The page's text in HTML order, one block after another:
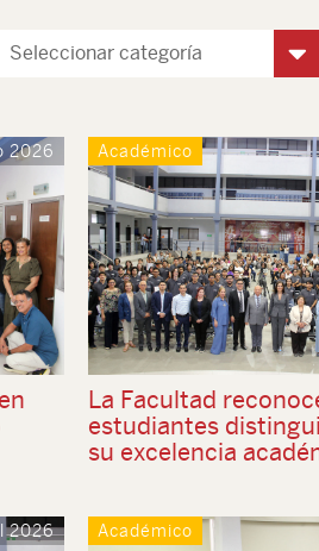
2026 Académico
La Facultad
estudiantes
su excelencia
2026 Académico